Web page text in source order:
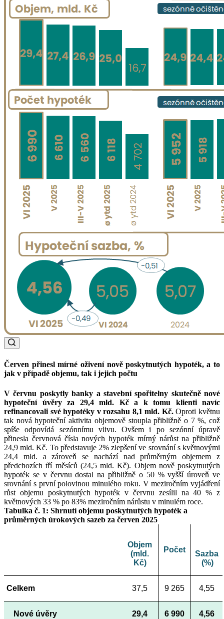
Červen přinesl mírné oživení nově poskytnutých hypoték, a to
jak v případě objemu, tak i jejich počtu
V červnu poskytly banky a stavební spořitelny skutečně nové
hypoteční úvěry za 29,4 mld. Kč a k tomu klienti navíc
refinancovali své hypotéky v rozsahu 8,1 mld. Kč.Oproti květnu
tak nová hypoteční aktivita objemově stoupla přibližně o 7 %, což
spíše odpovídá sezónnímu vlivu. Ovšem i po sezónní úpravě
přinesla červnová čísla nových hypoték mírný nárůst na přibližně
24,9 mld. Kč. To představuje 2% zlepšení ve srovnání s květnovými
24,4 mld. a zároveň se nachází nad průměrným objemem z
předchozích tří měsíců (24,5 mld. Kč). Objem nově poskytnutých
hypoték se v červnu dostal na přibližně o 50 % vyšší úroveň ve
srovnání s první polovinou minulého roku. V meziročním vyjádření
růst objemu poskytnutých hypoték v červnu zesílil na 40 % z
květnových 33 % po 83% meziročním nárůstu v minulém roce.
Tabulka č. 1: Shrnutí objemu poskytnutých hypoték a
průměrných úrokových sazeb za červen 2025
Objem
(mld.
Kč)
Počet
Sazba
(%)
Celkem 37,5 9 265 4,55
Nové úvěry 29,4 6 990 4,56